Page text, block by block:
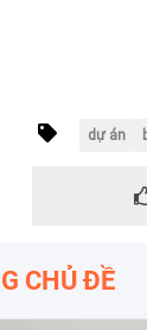
dự án
CHỦ ĐỀ